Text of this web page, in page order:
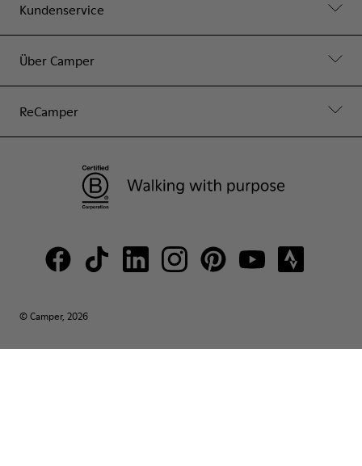
Kundenservice
Über Camper
ReCamper
© Camper, 2026